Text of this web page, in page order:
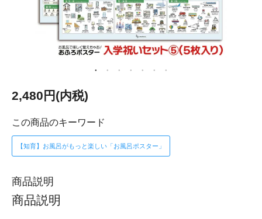
2,480円(内税)
この商品のキーワード
【知育】お風呂がもっと楽しい「お風呂ポスター」
商品説明
商品説明